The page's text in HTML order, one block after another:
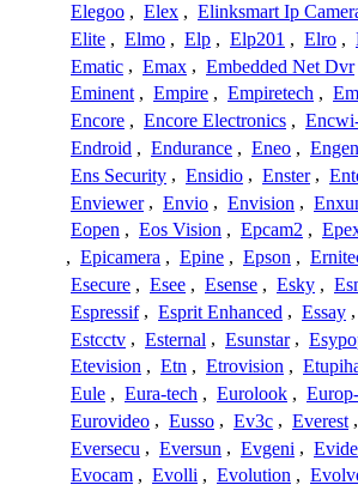
Elegoo , Elex , Elinksmart Ip
Elite , Elmo , Elp , Elp201 , Elro ,
Ematic , Emax , Embedded Net Dvr
Eminent , Empire , Empiretech ,
Encore , Encore Electronics ,
Endroid , Endurance , Eneo ,
Ens Security , Ensidio , Enster ,
Enviewer , Envio , Envision ,
Eopen , Eos Vision , Epcam2 ,
, Epicamera , Epine , Epson ,
Esecure , Esee , Esense , Esky ,
Espressif , Esprit Enhanced , Essay ,
Estcctv , Esternal , Esunstar ,
Etevision , Etn , Etrovision ,
Eule , Eura-tech , Eurolook ,
Eurovideo , Eusso , Ev3c , Everest ,
Eversecu , Eversun , Evgeni ,
Evocam , Evolli , Evolution ,